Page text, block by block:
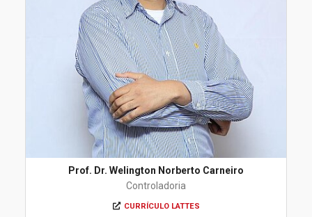
Prof. Dr. Welington Norberto Carneiro
Controladoria
CURRÍCULO LATTES